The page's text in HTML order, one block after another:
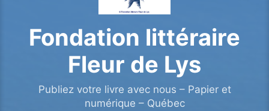
Fondation littéraire
Fleur de Lys
Publiez votre livre avec nous – Papier et
numérique – Québec